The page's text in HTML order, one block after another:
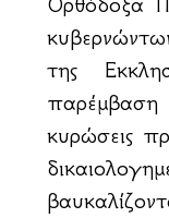
της
κυρώσεις